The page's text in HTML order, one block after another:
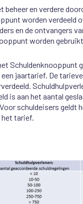
beheer en verdere
worden verdeeld
en de ontvangers
worden
Schuldenknooppunt
jaartarief. De
is aan het aantal
schuldeisers geldt
tarief.